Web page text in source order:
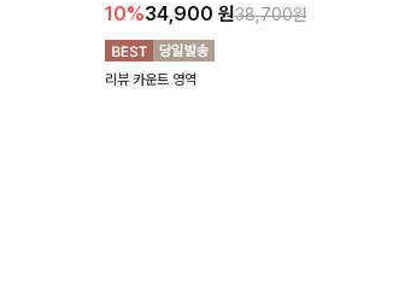
10%34,900 원38,700원
리뷰 카운트 영역